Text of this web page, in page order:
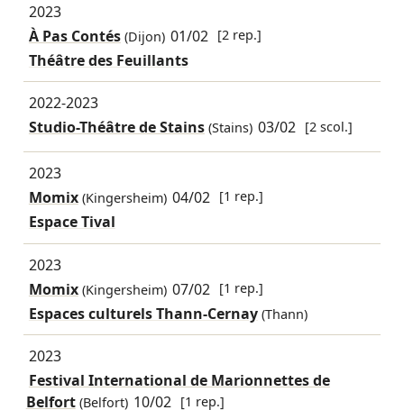
2023
À Pas Contés(Dijon) 01/02 [2 rep.]
Théâtre des Feuillants
2022-2023
Studio-Théâtre de Stains(Stains) 03/02 [2 scol.]
2023
Momix(Kingersheim) 04/02 [1 rep.]
Espace Tival
2023
Momix(Kingersheim) 07/02 [1 rep.]
Espaces culturels Thann-Cernay (Thann)
2023
Festival International de Marionnettes de
Belfort(Belfort) 10/02 [1 rep.]